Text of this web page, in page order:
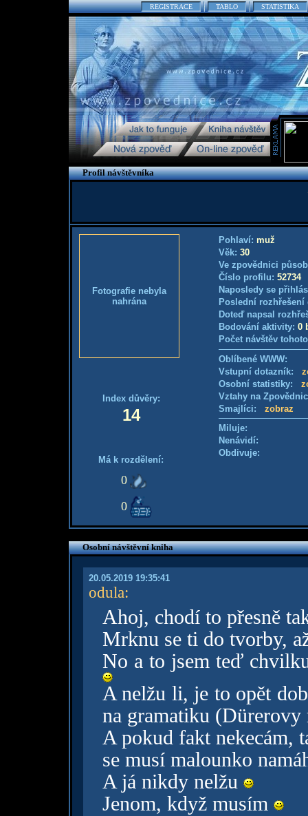
REGISTRACE TABLO STATISTIKA
Profil návštěvníka
Fotografie nebyla
nahrána
Index důvěry:
14
Má k rozdělení:
0
0
Pohlaví: muž
Věk: 30
Ve zpovědnici
Číslo profilu: 52734
Naposledy se
Poslední
Doteď napsal
Bodování aktivity: 0
Počet návštěv
Oblíbené WWW:
Vstupní dotazník:
Osobní statistiky:
Vztahy na
Smajlíci: zobraz
Miluje:
Nenávidí:
Obdivuje:
Osobní návštěvní kniha
20.05.2019 19:35:41
odula:
Ahoj, chodí to přesně
Mrknu se ti do tvorby,
No a to jsem teď
A nelžu li, je to opět
na gramatiku (Dürerovy
A pokud fakt nekecám,
se musí malounko
A já nikdy nelžu
Jenom, když musím